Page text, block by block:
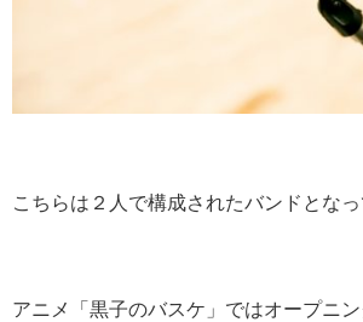
こちらは２人で構成されたバンドとなっ
アニメ「黒子のバスケ」ではオープニ